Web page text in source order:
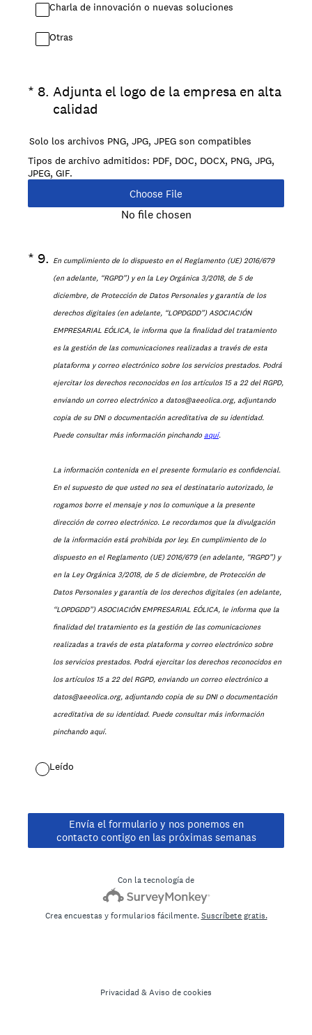
Charla de innovación o nuevas soluciones
Otras
* 8. Adjunta el logo de la empresa en alta
calidad
(Obligatorio).
Solo los archivos PNG, JPG, JPEG son compatibles
Tipos de archivo admitidos: PDF, DOC, DOCX, PNG, JPG,
JPEG, GIF.
Choose File
No file chosen
* 9. En cumplimiento de lo dispuesto en el Reglamento (UE) 2016/679
(en adelante, “RGPD”) y en la Ley Orgánica 3/2018, de 5 de
diciembre, de Protección de Datos Personales y garantía de los
derechos digitales (en adelante, “LOPDGDD”) ASOCIACIÓN
EMPRESARIAL EÓLICA, le informa que la finalidad del tratamiento
es la gestión de las comunicaciones realizadas a través de esta
plataforma y correo electrónico sobre los servicios prestados. Podrá
ejercitar los derechos reconocidos en los artículos 15 a 22 del RGPD,
enviando un correo electrónico a datos@aeeolica.org, adjuntando
copia de su DNI o documentación acreditativa de su identidad.
Puede consultar más información pinchando aquí.
La información contenida en el presente formulario es confidencial.
En el supuesto de que usted no sea el destinatario autorizado, le
rogamos borre el mensaje y nos lo comunique a la presente
dirección de correo electrónico. Le recordamos que la divulgación
de la información está prohibida por ley. En cumplimiento de lo
dispuesto en el Reglamento (UE) 2016/679 (en adelante, “RGPD”) y
en la Ley Orgánica 3/2018, de 5 de diciembre, de Protección de
Datos Personales y garantía de los derechos digitales (en adelante,
“LOPDGDD”) ASOCIACIÓN EMPRESARIAL EÓLICA, le informa que la
finalidad del tratamiento es la gestión de las comunicaciones
realizadas a través de esta plataforma y correo electrónico sobre
los servicios prestados. Podrá ejercitar los derechos reconocidos en
los artículos 15 a 22 del RGPD, enviando un correo electrónico a
datos@aeeolica.org, adjuntando copia de su DNI o documentación
acreditativa de su identidad. Puede consultar más información
pinchando aquí.
(Obligatorio).
Leído
Envía el formulario y nos ponemos en
contacto contigo en las próximas semanas
Con la tecnología de
Crea encuestas y formularios fácilmente.Suscríbete gratis.
Privacidad &Aviso de cookies